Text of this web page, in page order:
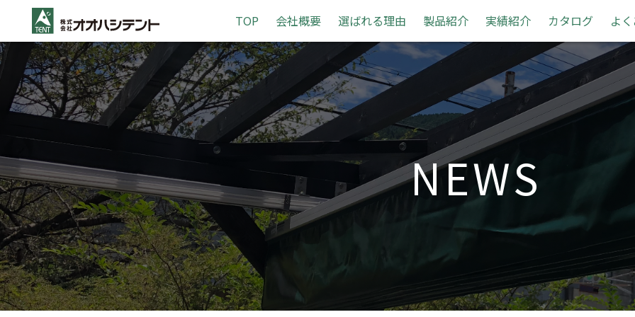
i
p
n
t
e
n
t
TOP 会社概要 選ばれる理由 製品紹介 実績紹介 カタログ よ
NEWS